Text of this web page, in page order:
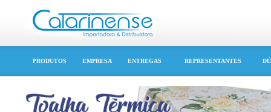
PRODUTOS EMPRESA ENTREGAS REPRESENTANTES